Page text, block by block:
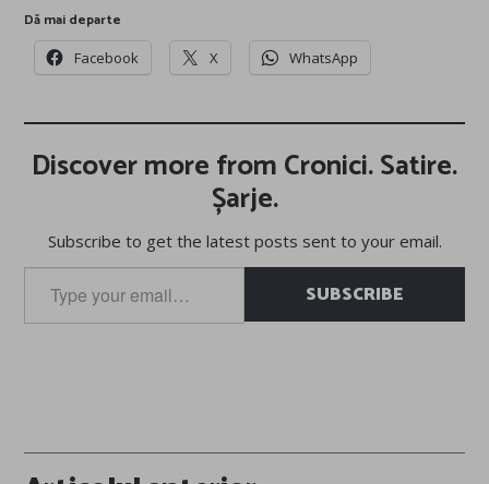
Dă mai departe
Facebook X WhatsApp
Discover more from Cronici. Satire.
Șarje.
Subscribe to get the latest posts sent to your email.
your
email…
SUBSCRIBE